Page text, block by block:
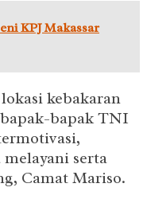
KPJ Makassar
kebakaran
bapak TNI
serta
Camat Mariso.